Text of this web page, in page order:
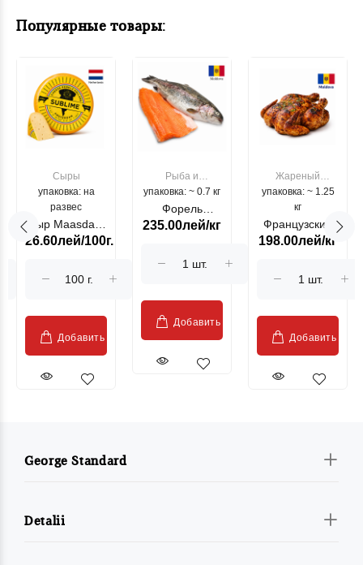
Популярные товары:
Сыры
упаковка: на
развес
Сыр Maasdam
Sublime Cow
26.60лей/100г.
Добавить
Рыба и
морепродукты
упаковка: ~ 0.7 кг
Форель
лососевая
Moldovenesc"
235.00лей/кг
Добавить
Жареный
цыпленок
упаковка: ~ 1.25
кг
Французский
гриль, кг
198.00лей/кг
Добавить
George Standard
Detalii